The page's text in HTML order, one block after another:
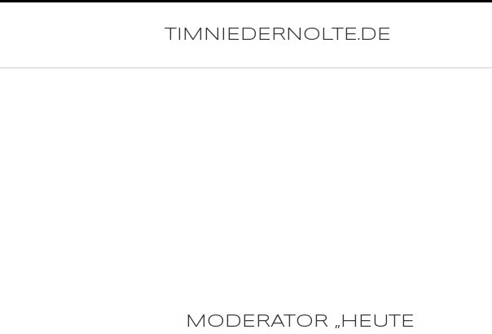
TIMNIEDERNOLTE.DE
MODERATOR „HEUTE